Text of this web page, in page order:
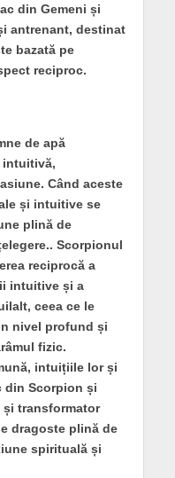
din Gemeni și
antrenant, destinat
bazată pe
reciproc.
de apă
intuitivă,
Când aceste
și intuitive se
plină de
Scorpionul
reciprocă a
intuitive și a
ceea ce le
nivel profund și
fizic.
intuițiile lor și
din Scorpion și
transformator
dragoste plină de
spirituală și